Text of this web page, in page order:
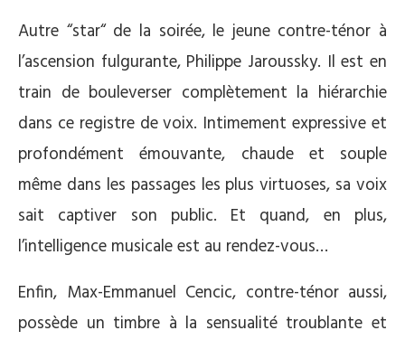
Autre “star“ de la soirée, le jeune contre-ténor à
l’ascension fulgurante, Philippe Jaroussky. Il est en
train de bouleverser complètement la hiérarchie
dans ce registre de voix. Intimement expressive et
profondément émouvante, chaude et souple
même dans les passages les plus virtuoses, sa voix
sait captiver son public. Et quand, en plus,
l’intelligence musicale est au rendez-vous…
Enfin, Max-Emmanuel Cencic, contre-ténor aussi,
possède un timbre à la sensualité troublante et